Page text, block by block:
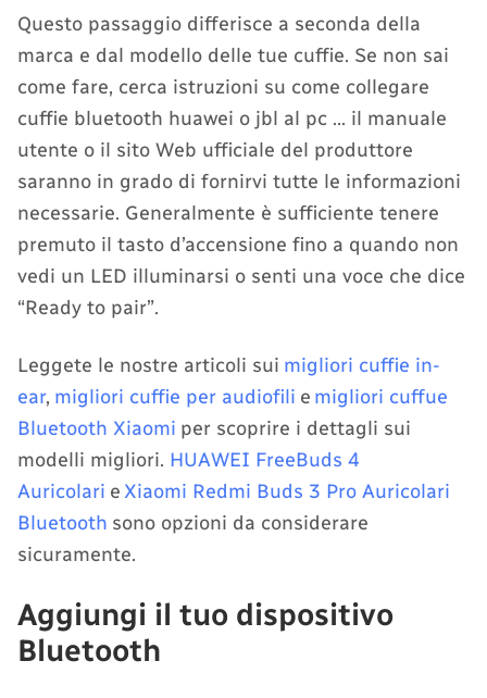
Questo passaggio differisce a seconda della
marca e dal modello delle tue cuffie. Se non sai
come fare, cerca istruzioni su come collegare
cuffie bluetooth huawei o jbl al pc … il manuale
utente o il sito Web ufficiale del produttore
saranno in grado di fornirvi tutte le informazioni
necessarie. Generalmente è sufficiente tenere
premuto il tasto d’accensione fino a quando non
vedi un LED illuminarsi o senti una voce che dice
“Ready to pair”.
Leggete le nostre articoli sui migliori cuffie in-
ear, migliori cuffie per audiofili e migliori cuffue
Bluetooth Xiaomi per scoprire i dettagli sui
modelli migliori. HUAWEI FreeBuds 4
Auricolari eXiaomi Redmi Buds 3 Pro Auricolari
Bluetooth sono opzioni da considerare
sicuramente.
Aggiungi il tuo dispositivo
Bluetooth